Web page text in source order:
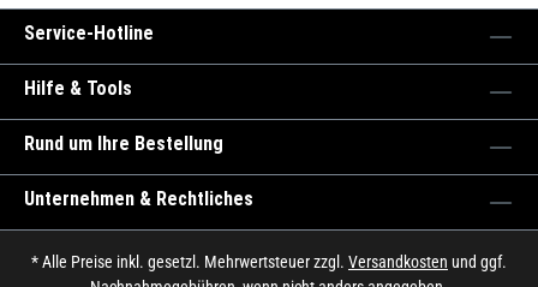
Service-Hotline
Hilfe & Tools
Rund um Ihre Bestellung
Unternehmen & Rechtliches
* Alle Preise inkl. gesetzl. Mehrwertsteuer zzgl. Versandkosten und ggf.